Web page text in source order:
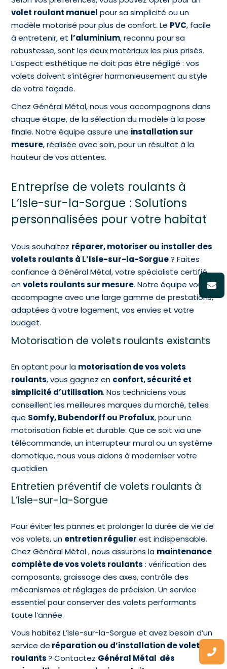
volet roulant manuel pour sa simplicité ou un
modèle motorisé pour plus de confort. Le PVC, facile
à entretenir, et l’aluminium, reconnu pour sa
robustesse, sont les deux matériaux les plus prisés.
L’aspect esthétique ne doit pas être négligé : vos
volets doivent s’intégrer harmonieusement au style
de votre façade.
Chez Général Métal, nous vous accompagnons dans
chaque étape, de la sélection du modèle à la pose
finale. Notre équipe assure une installation sur
mesure, réalisée avec soin, pour un résultat à la
hauteur de vos attentes.
Entreprise de volets roulants à
L’Isle-sur-la-Sorgue : Solutions
personnalisées pour votre habitat
Vous souhaitez réparer, motoriser ou installer des
volets roulants à L’Isle-sur-la-Sorgue? Faites
confiance à Général Métal, votre spécialiste certifié
envolets roulants sur mesure. Notre équipe vous
accompagne avec une large gamme de prestations,
adaptées à votre logement, vos envies et votre
budget.
Motorisation de volets roulants existants
En optant pour la motorisation de vos volets
roulants, vous gagnez en confort, sécurité et
simplicité d’utilisation. Nos techniciens vous
conseillent les meilleures marques du marché, telles
que Somfy, Bubendorff ou Profalux, pour une
motorisation fiable et durable. Que ce soit via une
télécommande, un interrupteur mural ou un système
domotique, nous vous aidons à moderniser votre
quotidien.
Entretien préventif de volets roulants à
L’Isle-sur-la-Sorgue
Pour éviter les pannes et prolonger la durée de vie de
vos volets, un entretien régulier est indispensable.
Chez Général Métal , nous assurons la maintenance
complète de vos volets roulants : vérification des
composants, graissage des axes, contrôle des
mécanismes et réglages de précision. Un service
essentiel pour conserver des volets performants
toute l’année.
Vous habitez L’Isle-sur-la-Sorgue et avez besoin d’un
service de réparation ou d’installation de volets
roulants? Contactez Général Métal dès